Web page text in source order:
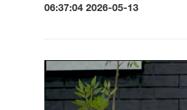
06:37:04 2026-05-13